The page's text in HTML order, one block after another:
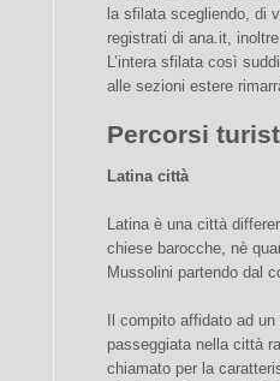
la sfilata scegliendo, di
registrati di ana.it,
L’intera sfilata così
alle sezioni estere
Percorsi
Latina città
Latina è una città
chiese barocche, nè
Mussolini partendo dal
Il compito affidato ad
passeggiata nella città
chiamato per la